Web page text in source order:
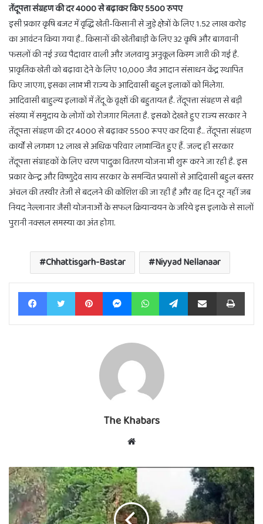
तेंदूपत्ता संग्रहण की दर 4000 से बढ़ाकर किए 5500 रुपए
इसी प्रकार कृषि बजट में वृद्धि खेती-किसानी से जुड़े क्षेत्रों के लिए 1.52 लाख करोड़
का आवंटन किया गया है.. किसानों की खेतीबाड़ी के लिए 32 कृषि और बागवानी
फसलों की नई उच्च पैदावार वाली और जलवायु अनुकूल किस्म जारी की गई है.
प्राकृतिक खेती को बढ़ावा देने के लिए 10,000 जैव आदान संसाधन केंद्र स्थापित
किए जाएगा, इसका लाभ भी राज्य के आदिवासी बहुल इलाकों को मिलेगा.
आदिवासी बाहुल्य इलाकों में तेंदू के वृक्षों की बहुतायत है. तेंदूपत्ता संग्रहण से बड़ी
संख्या में समुदाय के लोगों को रोजगार मिलता है. इसको देखते हुए राज्य सरकार ने
तेंदूपत्ता संग्रहण की दर 4000 से बढ़ाकर 5500 रूपए कर दिया है.. तेंदूपत्ता संग्रहण
कार्यों से लगभग 12 लाख से अधिक परिवार लाभान्वित हुए हैं. जल्द ही सरकार
तेंदूपत्ता संग्राहकों के लिए चरण पादुका वितरण योजना भी शुरू करने जा रही है. इस
प्रकार केन्द्र और विष्णुदेव साय सरकार के समन्वित प्रयासों से आदिवासी बहुल बस्तर
अंचल की तस्वीर तेजी से बदलने की कोशिश की जा रही है और वह दिन दूर नहीं जब
नियद नेल्लानार जैसी योजनाओँ के सफल क्रियान्वयन के जरिये इस इलाके से सालों
पुरानी नक्सल समस्या का अंत होगा.
Chhattisgarh-Bastar Niyyad Nellanaar
FacebookTwitter PinterestMessengerWhatsAppTelegramShare via Email Print
The Khabars
Website